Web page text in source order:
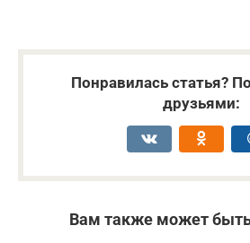
Понравилась статья?
друзьями:
Вам также может быть